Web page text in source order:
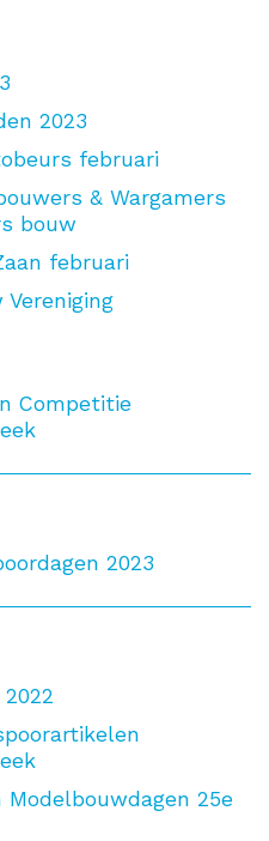
2023
februari
& Wargamers
bouw
februari
Competitie
2023
25e